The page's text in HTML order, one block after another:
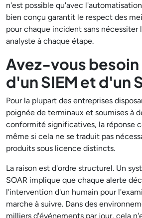
n'est possible qu'avec
bien conçu garantit le respect des
pour chaque incident sans nécessiter
analyste à chaque étape.
Avez-vous besoin
d'un SIEM et d'un
Pour la plupart des entreprises
poignée de terminaux et soumises à
conformité significatives, la réponse
même si cela ne se traduit pas
produits sous licence distincts.
La raison est d'ordre structurel. Un
SOAR implique que chaque alerte
l'intervention d'un humain pour
marche à suivre. Dans des
milliers d'événements par jour, cela